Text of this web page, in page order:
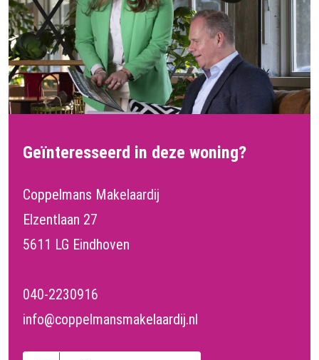
Geïnteresseerd in deze woning?
Coppelmans Makelaardij
Elzentlaan 27
5611 LG Eindhoven
040-2230916
info@coppelmansmakelaardij.nl